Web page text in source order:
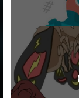
webp（